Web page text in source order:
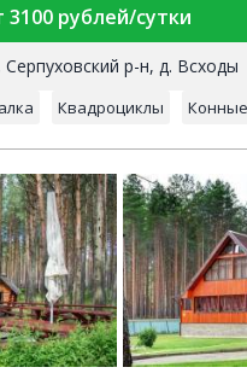
3100 рублей/сутки
р-н, д. Всходы
Квадроциклы